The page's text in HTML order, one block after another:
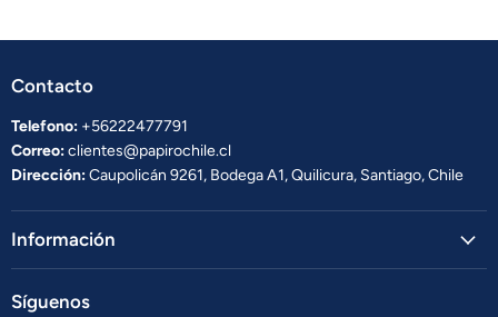
Contacto
Telefono: +56222477791
Correo:clientes@papirochile.cl
Dirección:Caupolicán 9261, Bodega A1, Quilicura, Santiago, Chile
Información
Síguenos